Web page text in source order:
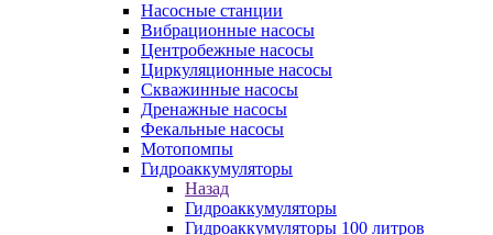
Насосные станции
Вибрационные насосы
Центробежные насосы
Циркуляционные насосы
Скважинные насосы
Дренажные насосы
Фекальные насосы
Мотопомпы
Гидроаккумуляторы
Назад
Гидроаккумуляторы
Гидроаккумуляторы 100 литров